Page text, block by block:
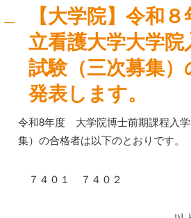
【大学院】令和
立看護大学大学
試験（三次募集
発表します。
令和8年度 大学院博士前期課程入
集）の合格者は以下のとおりです。
７４０１ ７４０２